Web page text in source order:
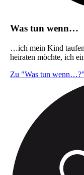
Was tun wenn…
…ich mein Kind
heiraten möchte, ich
Zu "Was tun wenn…?"